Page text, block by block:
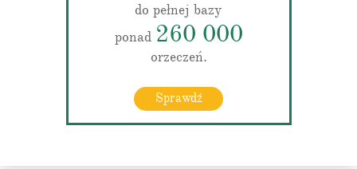
do pełnej bazy
ponad 260 000
orzeczeń.
Sprawdź